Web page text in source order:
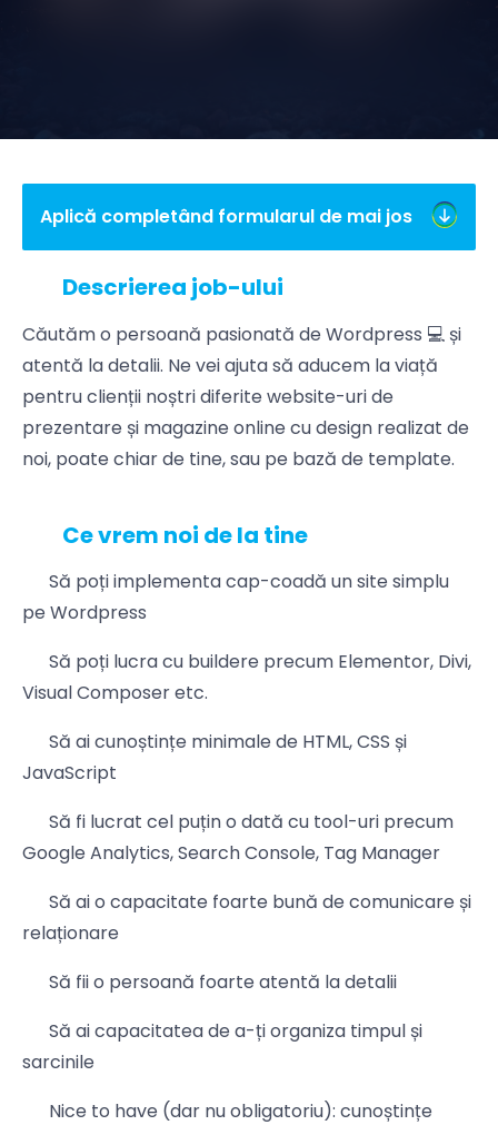
Aplică completând formularul de mai jos
Descrierea job-ului
Căutăm o persoană pasionată de Wordpress 💻 și
atentă la detalii. Ne vei ajuta să aducem la viață
pentru clienții noștri diferite website-uri de
prezentare și magazine online cu design realizat de
noi, poate chiar de tine, sau pe bază de template.
Ce vrem noi de la tine
Să poți implementa cap-coadă un site simplu
pe Wordpress
Să poți lucra cu buildere precum Elementor, Divi,
Visual Composer etc.
Să ai cunoștințe minimale de HTML, CSS și
JavaScript
Să fi lucrat cel puțin o dată cu tool-uri precum
Google Analytics, Search Console, Tag Manager
Să ai o capacitate foarte bună de comunicare și
relaționare
Să fii o persoană foarte atentă la detalii
Să ai capacitatea de a-ți organiza timpul și
sarcinile
Nice to have (dar nu obligatoriu): cunoștințe